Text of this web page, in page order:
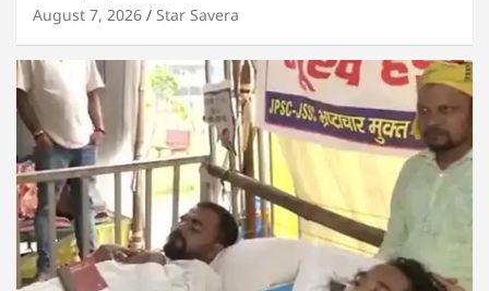
August 7, 2026 Star Savera